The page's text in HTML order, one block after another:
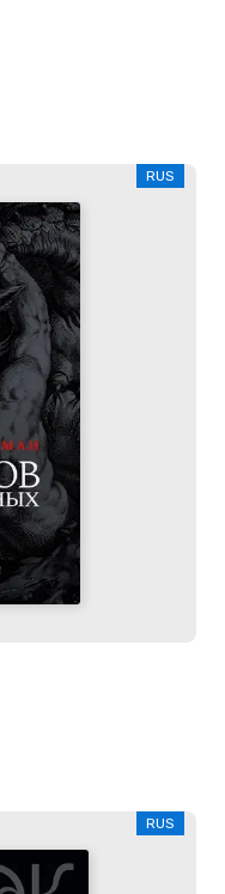
RUS
RUS